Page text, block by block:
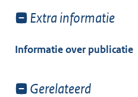
Toon
van:
Extra informatie
Informatie over publicatie
Toon
Gerelateerd